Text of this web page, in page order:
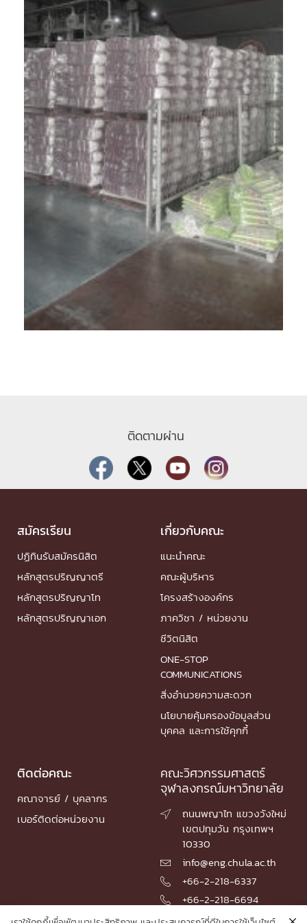
ติดตามผ่าน
สมัครเรียน
ปฏิทินรับสมัครนิสิต
หลักสูตรปริญญาตรี
หลักสูตรปริญญาโท
หลักสูตรปริญญาเอก
เกี่ยวกับคณะ
แนะนำคณะ
คณะผู้บริหาร
โครงสร้างองค์กร
ภาควิชา / หน่วยงาน
ชีวิตนิสิต
ONE-STOP
COMMUNICATIONS
สิ่งอำนวยความสะดวก
นโยบายคุ้มครองข้อมูลส่วน
บุคคล และการใช้คุกกี้
ติดต่อคณะ
คณาจารย์ / บุคลากร
เบอร์ติดต่อหน่วยงาน
คณะวิศวกรรมศาสตร์
จุฬาลงกรณ์มหาวิทยาลัย

ถนนพญาไท แขวงวังใหม่
เขตปทุมวัน กรุงเทพฯ
10330
 info@eng.chula.ac.th
 +66-2-218-6337
 +66-2-218-6694